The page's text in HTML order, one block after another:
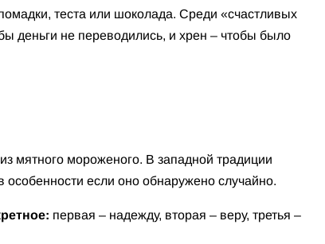
теста или шоколада. Среди «счастливых
деньги не переводились, и хрен – чтобы было
мятного мороженого. В западной традиции
особенности если оно обнаружено случайно.
первая – надежду, вторая – веру, третья –